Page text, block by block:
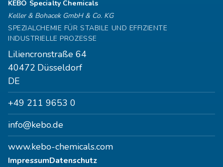
KEBO Specialty Chemicals
Keller & Bohacek GmbH & Co. KG
SPEZIALCHEMIE FÜR STABILE UND EFFIZIENTE
INDUSTRIELLE PROZESSE
Liliencronstraße 64
40472 Düsseldorf
DE
+49 211 9653 0
info@kebo.de
www.kebo-chemicals.com
ImpressumDatenschutz